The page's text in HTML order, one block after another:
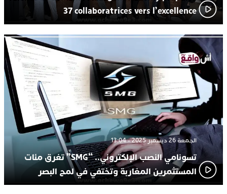
37 collaboratrices vers l’excellence
الجمعة 26 ديسمبر 2025 - 13:04
تسونامي النصب الإلكتروني.. “SMG” تغرق مئات
المستثمرين المغاربة وتختفي في لمح البصر